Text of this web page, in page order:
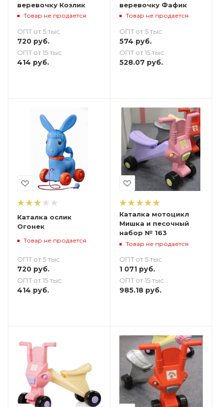
веревочку Козлик
Товар не продается
ОПТ от 5 тыс.
720 руб.
ОПТ от 15 тыс.
414 руб.
веревочку Фафик
Товар не продается
ОПТ от 5 тыс.
574 руб.
ОПТ от 15 тыс.
528.07 руб.
Каталка ослик
Огонек
Товар не продается
ОПТ от 5 тыс.
720 руб.
ОПТ от 15 тыс.
414 руб.
Каталка мотоцикл
Мишка и песочный
набор № 163
Товар не продается
ОПТ от 5 тыс.
1 071руб.
ОПТ от 15 тыс.
985.18руб.